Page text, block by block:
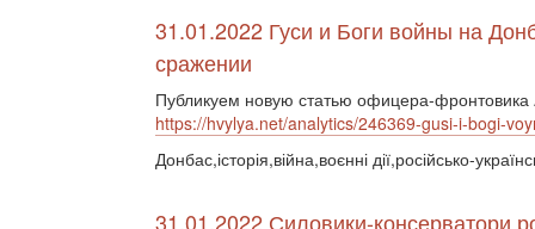
31.01.2022 Гуси и Боги войны на
сражении
Публикуем новую статью офицера-
https://hvylya.net/analytics/246369-gusi-i-bogi-
Донбас,історія,війна,воєнні дії,російсько-
31.01.2022 Силовики-консерватори